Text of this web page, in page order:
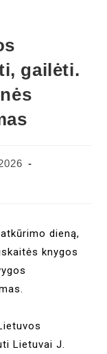
gailėti.
dieną,
knygos
Lietuvai J.